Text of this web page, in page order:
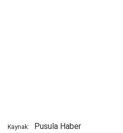
Kaynak: Pusula Haber